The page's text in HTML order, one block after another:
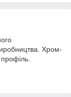
Хром-